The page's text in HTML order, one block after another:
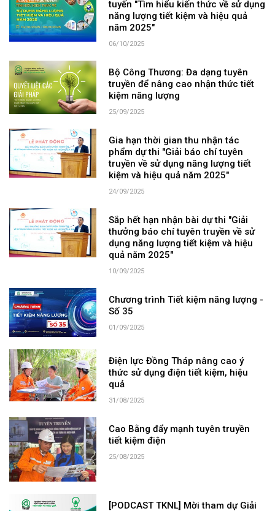
tuyến "Tìm hiểu kiến thức về sử dụng
năng lượng tiết kiệm và hiệu quả
năm 2025"
06/10/2025
Bộ Công Thương: Đa dạng tuyên
truyền để nâng cao nhận thức tiết
kiệm năng lượng
25/09/2025
Gia hạn thời gian thu nhận tác
phẩm dự thi "Giải báo chí tuyên
truyền về sử dụng năng lượng tiết
kiệm và hiệu quả năm 2025"
24/09/2025
Sắp hết hạn nhận bài dự thi "Giải
thưởng báo chí tuyên truyền về sử
dụng năng lượng tiết kiệm và hiệu
quả năm 2025"
10/09/2025
Chương trình Tiết kiệm năng lượng -
Số 35
01/09/2025
Điện lực Đồng Tháp nâng cao ý
thức sử dụng điện tiết kiệm, hiệu
quả
31/08/2025
Cao Bằng đẩy mạnh tuyên truyền
tiết kiệm điện
25/08/2025
[PODCAST TKNL] Mời tham dự Giải